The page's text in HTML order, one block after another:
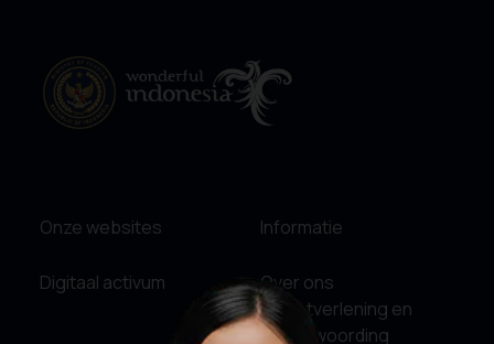
Onze websites
Digitaal activum
Informatie
Over ons
Dienstverlening en
verantwoording